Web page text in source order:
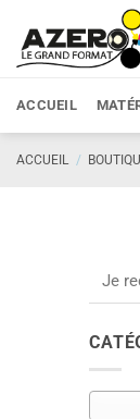
contenu
ACCUEIL
ACCUEIL /